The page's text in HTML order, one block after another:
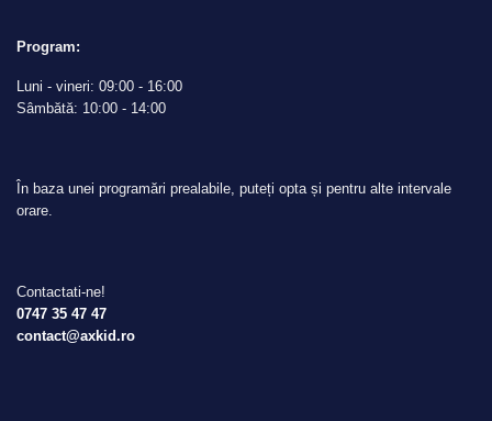
Program:
Luni - vineri: 09:00 - 16:00
Sâmbătă: 10:00 - 14:00
În baza unei programări prealabile, puteți opta și pentru alte intervale
orare.
Contactati-ne!
0747 35 47 47
contact@axkid.ro